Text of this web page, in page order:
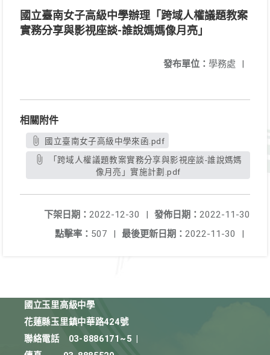
國立臺南女子高級中學辦理「跨域人權議題教案
實務分享與影視座談-誰說媽媽像月亮」
發布單位： 學務處 |
相關附件
國立臺南女子高級中學來函.pdf
像月亮」實施計劃.pdf
發佈日期： 2022-11-30
下架日期： 2022-12-30
|
最後更新日期： 2022-11-30 |
點擊率： 507 |
國立玉里高級中學
花蓮縣玉里鎮中華路424號
聯絡電話
03-8886171~5